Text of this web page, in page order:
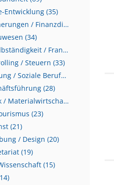
Entwicklung (35)
Banken / Versicherungen / Finanzdienstleister (34)
(34)
Freiberufler / Selbständigkeit / Franchise (34)
/ Steuern (33)
Bildung / Erziehung / Soziale Berufe (33)
(28)
Einkauf / Logistik / Materialwirtschaft (27)
(23)
(21)
/ Design (20)
(19)
(15)